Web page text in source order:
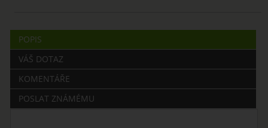
POPIS
VÁŠ DOTAZ
KOMENTÁŘE
POSLAT ZNÁMÉMU